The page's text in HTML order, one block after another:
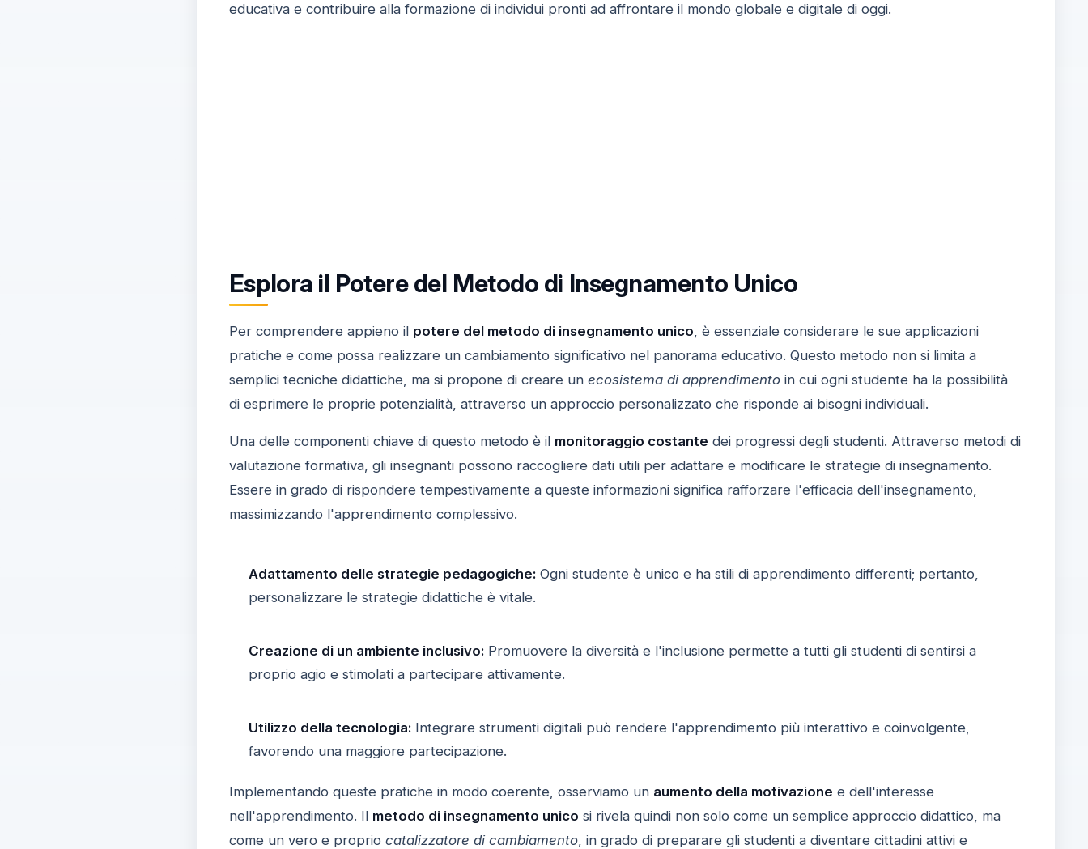
educativa e contribuire alla formazione di individui pronti ad affrontare il mondo globale e digitale di oggi.
Esplora il Potere del Metodo di Insegnamento Unico
Per comprendere appieno il potere del metodo di insegnamento unico , è essenziale considerare le sue applicazioni
pratiche e come possa realizzare un cambiamento significativo nel panorama educativo. Questo metodo non si limita a
semplici tecniche didattiche, ma si propone di creare un ecosistema di apprendimentoin cui ogni studente ha la possibilità
di esprimere le proprie potenzialità, attraverso un approccio personalizzato che risponde ai bisogni individuali.
Una delle componenti chiave di questo metodo è il monitoraggio costante dei progressi degli studenti. Attraverso metodi di
valutazione formativa, gli insegnanti possono raccogliere dati utili per adattare e modificare le strategie di insegnamento.
Essere in grado di rispondere tempestivamente a queste informazioni significa rafforzare l'efficacia dell'insegnamento,
massimizzando l'apprendimento complessivo.
Adattamento delle strategie pedagogiche:Ogni studente è unico e ha stili di apprendimento differenti; pertanto,
personalizzare le strategie didattiche è vitale.
Creazione di un ambiente inclusivo:Promuovere la diversità e l'inclusione permette a tutti gli studenti di sentirsi a
proprio agio e stimolati a partecipare attivamente.
Utilizzo della tecnologia:Integrare strumenti digitali può rendere l'apprendimento più interattivo e coinvolgente,
favorendo una maggiore partecipazione.
Implementando queste pratiche in modo coerente, osserviamo un aumento della motivazione e dell'interesse
nell'apprendimento. Il metodo di insegnamento unico si rivela quindi non solo come un semplice approccio didattico, ma
come un vero e proprio catalizzatore di cambiamento, in grado di preparare gli studenti a diventare cittadini attivi e